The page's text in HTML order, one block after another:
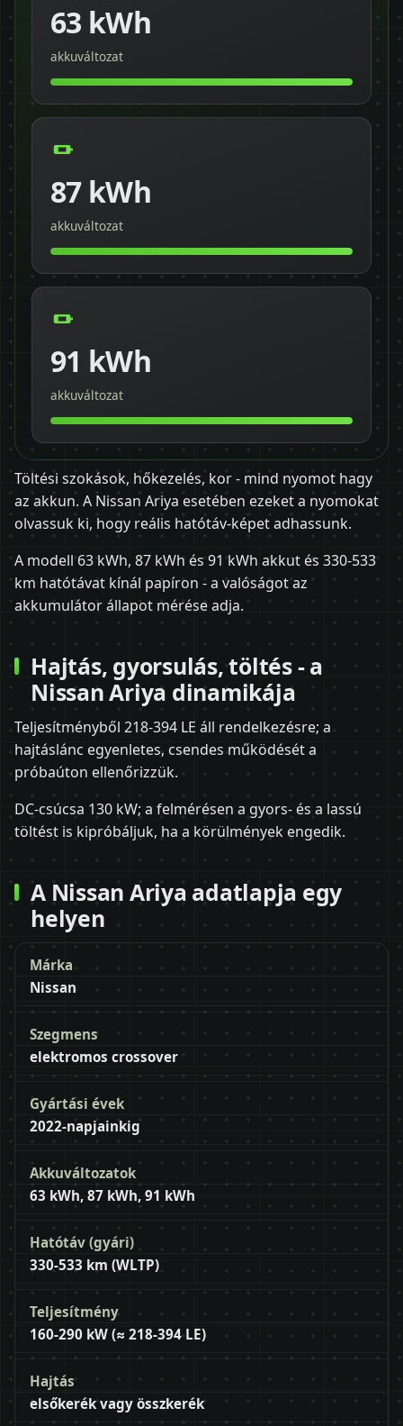
63 kWh
akkuváltozat
87 kWh
akkuváltozat
91 kWh
akkuváltozat
Töltési szokások, hőkezelés, kor - mind nyomot hagy
az akkun. A Nissan Ariya esetében ezeket a nyomokat
olvassuk ki, hogy reális hatótáv-képet adhassunk.
A modell 63 kWh, 87 kWh és 91 kWh akkut és 330-533
km hatótávat kínál papíron - a valóságot az
akkumulátor állapot mérése adja.
Hajtás, gyorsulás, töltés - a
Nissan Ariya dinamikája
Teljesítményből 218-394 LE áll rendelkezésre; a
hajtáslánc egyenletes, csendes működését a
próbaúton ellenőrizzük.
DC-csúcsa 130 kW; a felmérésen a gyors- és a lassú
töltést is kipróbáljuk, ha a körülmények engedik.
A Nissan Ariya adatlapja egy
helyen
Márka
Nissan
Szegmens
elektromos crossover
Gyártási évek
2022-napjainkig
Akkuváltozatok
63 kWh, 87 kWh, 91 kWh
Hatótáv (gyári)
330-533 km (WLTP)
Teljesítmény
160-290 kW (≈ 218-394 LE)
Hajtás
elsőkerék vagy összkerék